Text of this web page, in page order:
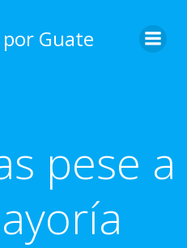
contentGuate
pese a